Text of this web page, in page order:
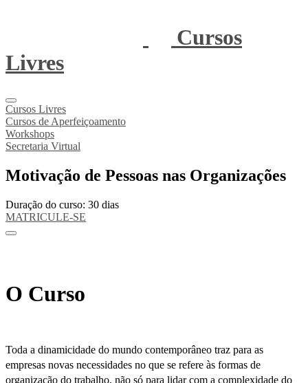
Cursos
Livres
Cursos Livres
Cursos de Aperfeiçoamento
Workshops
Secretaria Virtual
Motivação de Pessoas nas Organizações
Duração do curso: 30 dias
MATRICULE-SE
O Curso
Toda a dinamicidade do mundo contemporâneo traz para as
empresas novas necessidades no que se refere às formas de
organização do trabalho, não só para lidar com a complexidade do